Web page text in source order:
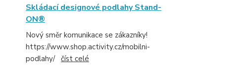
Skládací designové podlahy Stand-
ON®
Nový směr komunikace se zákazníky!
https://www.shop.activity.cz/mobilni-
podlahy/ číst celé